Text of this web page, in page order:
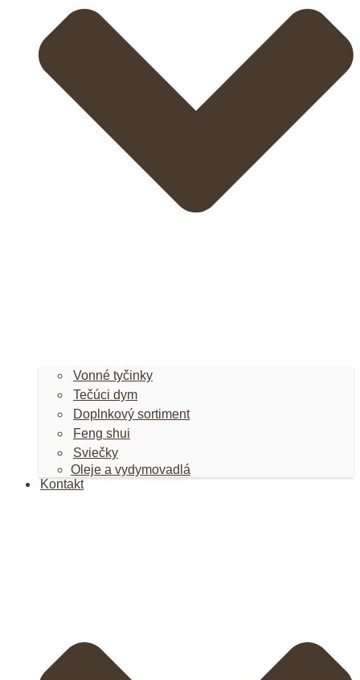
Vonné tyčinky
Tečúci dym
Doplnkový sortiment
Feng shui
Sviečky
Oleje a vydymovadlá
Kontakt